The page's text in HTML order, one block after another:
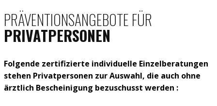
PRÄVENTIONSANGEBOTE FÜR
PRIVATPERSONEN
Folgende zertifizierte individuelle Einzelberatungen​
stehen Privatpersonen zur Auswahl, die auch ohne
ärztlich Bescheinigung bezuschusst werden :